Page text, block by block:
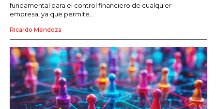
fundamental para el control financiero de cualquier
empresa, ya que permite...
Ricardo Mendoza